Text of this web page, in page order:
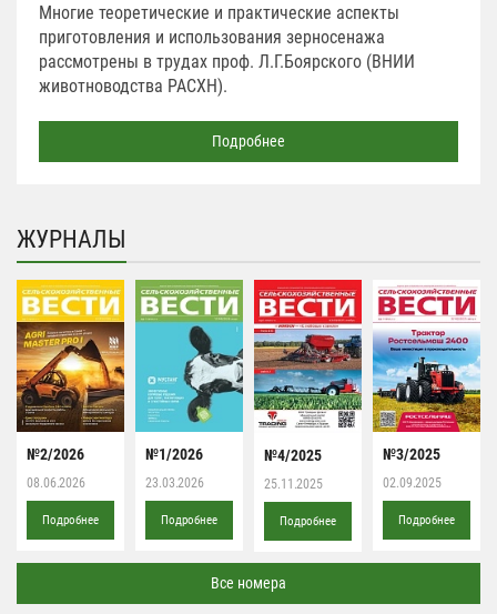
Многие теоретические и практические аспекты
приготовления и использования зерносенажа
рассмотрены в трудах проф. Л.Г.Боярского (ВНИИ
животноводства РАСХН).
Подробнее
ЖУРНАЛЫ
№2/2026
08.06.2026
Подробнее
№1/2026
23.03.2026
Подробнее
№4/2025
25.11.2025
Подробнее
№3/2025
02.09.2025
Подробнее
Все номера